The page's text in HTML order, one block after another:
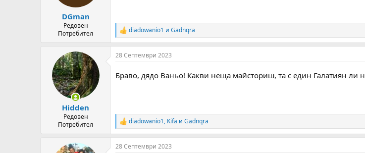
DGman
Редовен
Потребител
R
e
a
c
i
o
diadowanio1 и Gadnqra
Hidden
Редовен
Потребител
28 Септември 2023
Браво, дядо Ваньо! Какви неща майсториш, та с един Галатиян ли
R
e
a
c
diadowanio1, Kifa и Gadnqra
28 Септември 2023